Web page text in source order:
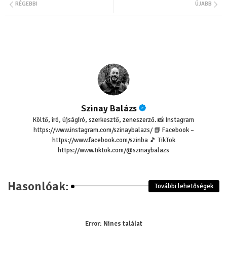
ÚJABB
RÉGEBBI
Szinay Balázs
Költő, író, újságíró, szerkesztő, zeneszerző. 📸 Instagram
https://www.instagram.com/szinaybalazs/ 📘 Facebook –
https://www.facebook.com/szinba 🎵 TikTok
https://www.tiktok.com/@szinaybalazs
Hasonlóak: További lehetőségek
Error: Nincs találat